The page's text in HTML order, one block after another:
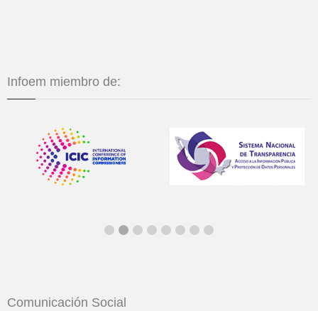
Infoem miembro de:
Comunicación Social